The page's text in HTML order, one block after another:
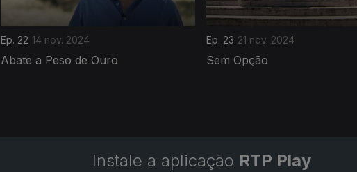
Ep. 22 14 nov. 2024
Abate a Peso de Ouro
Ep. 23 21 nov. 2024
Sem Opção
Instale a aplicação RTP Play